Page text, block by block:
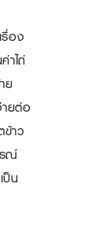
อง
าไถ่
ย
ยต่อ
าว
ณ์
ป็น